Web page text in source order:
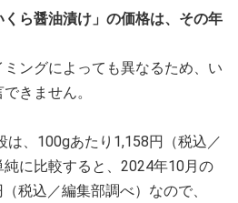
ら醤油漬け」の価格は、その年
ングによっても異なるため、い
きません。
は、100gあたり1,158円（税込／
に比較すると、2024年10月の
税込／編集部調べ）なので、